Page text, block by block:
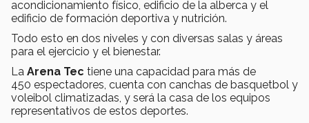
acondicionamiento físico, edificio de la alberca y el
edificio de formación deportiva y nutrición.
Todo esto en dos niveles y con diversas salas y áreas
para el ejercicio y el bienestar.
La Arena Tec tiene una capacidad para más de
450 espectadores, cuenta con canchas de basquetbol y
voleibol climatizadas, y será la casa de los equipos
representativos de estos deportes.